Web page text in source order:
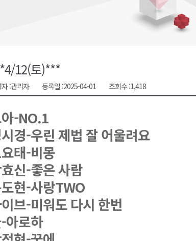
된 공동체"
폭력 사과
12(토)***
:관리자 등록일 :2025-04-01 조회수 :1,418
-NO.1
경-우린 제법 잘 어울려요
태-비몽
신-좋은 사람
현-사랑TWO
브-미워도 다시 한번
아로하